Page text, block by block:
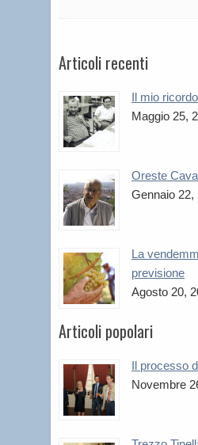
Articoli recenti
Il mio
Maggio 25,
Oreste
Gennaio 22,
La
previsione
Agosto 20,
Articoli popolari
Il processo
Novembre